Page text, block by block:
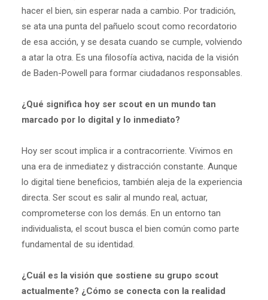
hacer el bien, sin esperar nada a cambio. Por tradición,
se ata una punta del pañuelo scout como recordatorio
de esa acción, y se desata cuando se cumple, volviendo
a atar la otra. Es una filosofía activa, nacida de la visión
de Baden-Powell para formar ciudadanos responsables.
¿Qué significa hoy ser scout en un mundo tan
marcado por lo digital y lo inmediato?
Hoy ser scout implica ir a contracorriente. Vivimos en
una era de inmediatez y distracción constante. Aunque
lo digital tiene beneficios, también aleja de la experiencia
directa. Ser scout es salir al mundo real, actuar,
comprometerse con los demás. En un entorno tan
individualista, el scout busca el bien común como parte
fundamental de su identidad.
¿Cuál es la visión que sostiene su grupo scout
actualmente? ¿Cómo se conecta con la realidad